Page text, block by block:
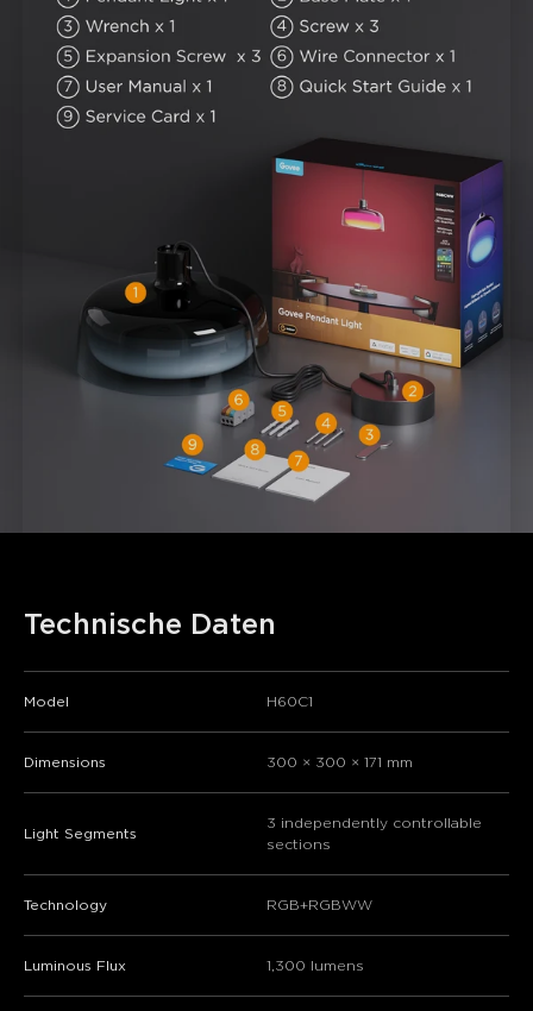
Technische Daten
Model H60C1
Dimensions 300 × 300 × 171 mm
​​Light Segments​​
​​3 independently controllable
sections​​
Technology RGB+RGBWW
Luminous Flux 1,300 lumens